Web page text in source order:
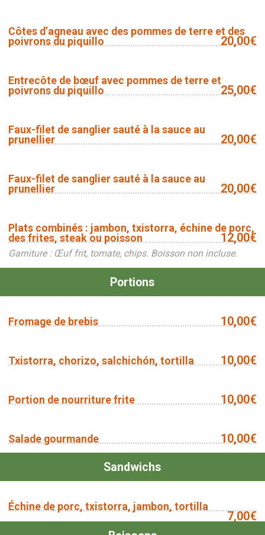
Côtes d’agneau avec des pommes de terre et des
poivrons du piquillo
20,00€
Entrecôte de bœuf avec pommes de terre et
poivrons du piquillo
25,00€
Faux-filet de sanglier sauté à la sauce au
prunellier
20,00€
Faux-filet de sanglier sauté à la sauce au
prunellier
20,00€
Plats combinés : jambon, txistorra, échine de porc,
des frites, steak ou poisson
12,00€
Garniture : Œuf frit, tomate, chips. Boisson non incluse.
Portions
Fromage de brebis 10,00€
Txistorra, chorizo, salchichón, tortilla 10,00€
Portion de nourriture frite 10,00€
Salade gourmande 10,00€
Sandwichs
Échine de porc, txistorra, jambon, tortilla
7,00€